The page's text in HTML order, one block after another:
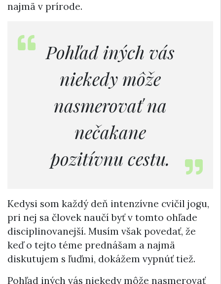
najmä v prírode.
Pohľad iných vás
niekedy môže
nasmerovať na
nečakane
pozitívnu cestu.
Kedysi som každý deň intenzívne cvičil jogu,
pri nej sa človek naučí byť v tomto ohľade
disciplinovanejší. Musím však povedať, že
keď o tejto téme prednášam a najmä
diskutujem s ľuďmi, dokážem vypnúť tiež.
Pohľad iných vás niekedy môže nasmerovať